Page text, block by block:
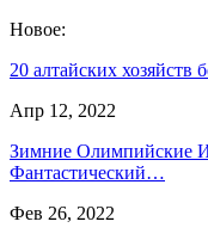
Новое:
20 алтайских хозяйств
Апр 12, 2022
Зимние Олимпийские
Фантастический…
Фев 26, 2022